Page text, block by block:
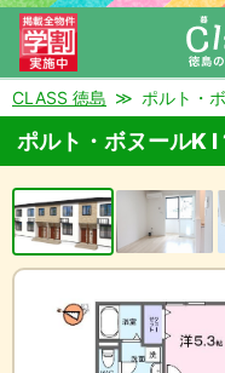
来店予約
CLASS 徳島 ポルト・
ポルト・ボヌールK